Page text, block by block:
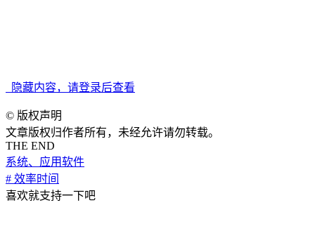
隐藏内容，请登录后查看
© 版权声明
文章版权归作者所有，未经允许请勿转载。
THE END
系统、应用软件
# 效率时间
喜欢就支持一下吧